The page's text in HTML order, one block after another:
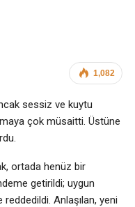
1,082
sessiz ve kuytu
çok müsaitti. Üstüne
ortada henüz bir
getirildi; uygun
Anlaşılan, yeni